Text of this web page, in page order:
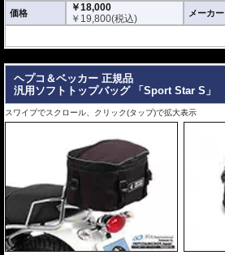
価格
￥18,000
￥ 19,800(税込) メーカー
ヘプコ＆ベッカー 正規品
汎用ソフトトップバッグ 「Sport Star S」
スワイプでスクロール、クリック(タップ)で拡大表示